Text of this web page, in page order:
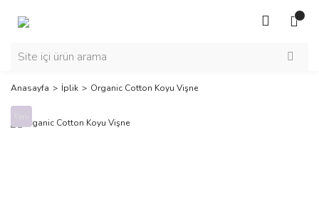
Anasayfa İplik Organic Cotton Koyu Vişne